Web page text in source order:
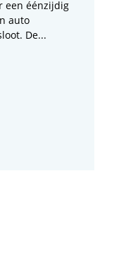
een éénzijdig
auto
De...